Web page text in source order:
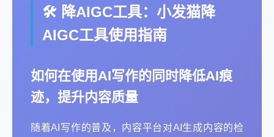
🛠️ 降AIGC工具：小发猫降
AIGC工具使用指南
如何在使用AI写作的同时降低AI痕
迹，提升内容质量
随着AI写作的普及，内容平台对AI生成内容的检